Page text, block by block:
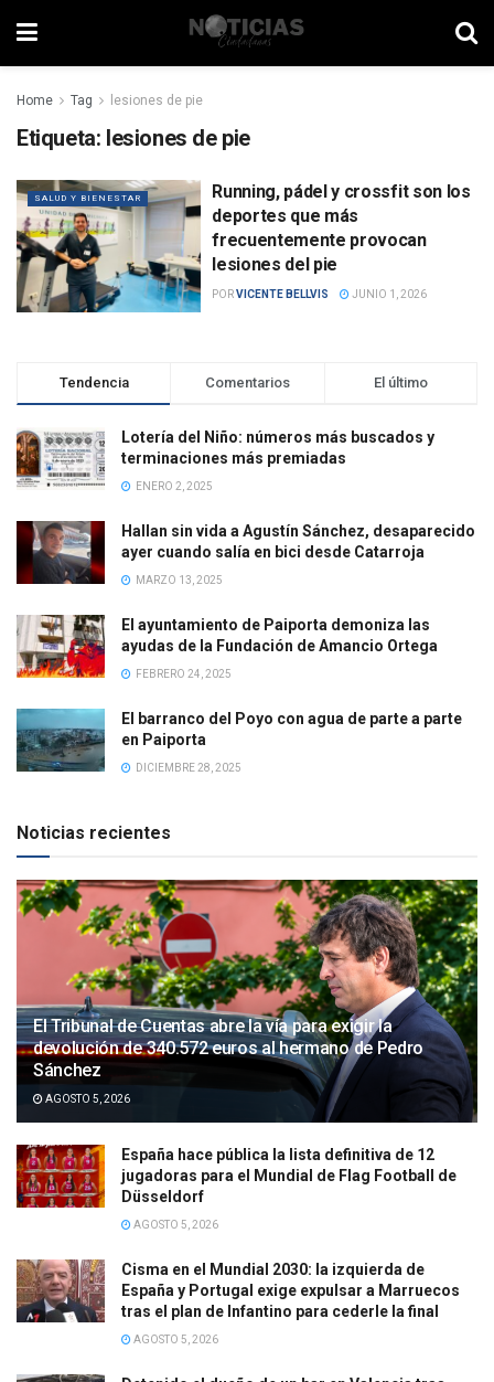
Home Tag lesiones de pie
Etiqueta: lesiones de pie
SALUD Y BIENESTAR
Running, pádel y crossfit son los
deportes que más
frecuentemente provocan
lesiones del pie
PORVICENTE BELLVIS JUNIO 1, 2026
Tendencia Comentarios El último
Lotería del Niño: números más buscados y
terminaciones más premiadas
ENERO 2, 2025
Hallan sin vida a Agustín Sánchez, desaparecido
ayer cuando salía en bici desde Catarroja
MARZO 13, 2025
El ayuntamiento de Paiporta demoniza las
ayudas de la Fundación de Amancio Ortega
FEBRERO 24, 2025
El barranco del Poyo con agua de parte a parte
en Paiporta
DICIEMBRE 28, 2025
Noticias recientes
El Tribunal de Cuentas abre la vía para exigir la
devolución de 340.572 euros al hermano de Pedro
Sánchez
AGOSTO 5, 2026
España hace pública la lista definitiva de 12
jugadoras para el Mundial de Flag Football de
Düsseldorf
AGOSTO 5, 2026
Cisma en el Mundial 2030: la izquierda de
España y Portugal exige expulsar a Marruecos
tras el plan de Infantino para cederle la final
AGOSTO 5, 2026